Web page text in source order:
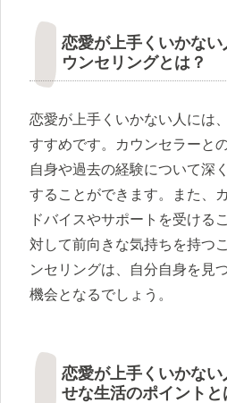
恋愛が上手くいかな
ウンセリングとは？
恋愛が上手くいかない人には
すすめです。カウンセラーと
自身や過去の経験について深
することができます。また、
ドバイスやサポートを受ける
対して前向きな気持ちを持つ
ンセリングは、自分自身を見
機会となるでしょう。
恋愛が上手くいかな
せな生活のポイントと